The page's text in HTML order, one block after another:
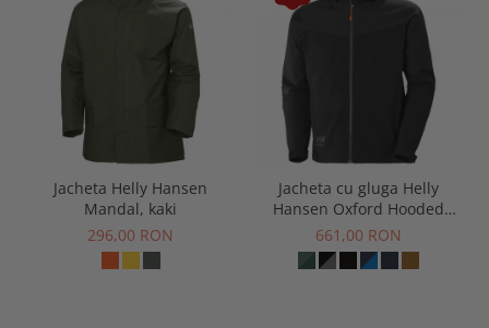
Jacheta Helly Hansen
Mandal, kaki
296,00 RON
Jacheta cu gluga Helly
Hansen Oxford Hooded
Softshell Jacket
661,00 RON